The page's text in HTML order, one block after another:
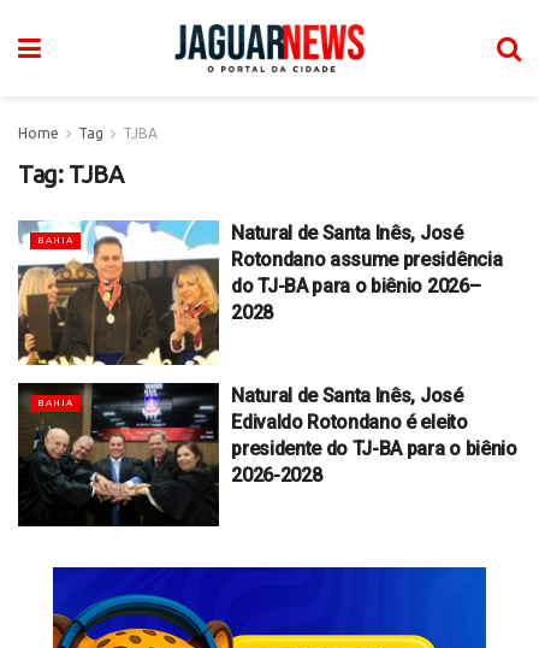
Home Tag TJBA
Tag: TJBA
BAHIA
Natural de Santa Inês, José
Rotondano assume presidência
do TJ-BA para o biênio 2026–
2028
BAHIA
Natural de Santa Inês, José
Edivaldo Rotondano é eleito
presidente do TJ-BA para o biênio
2026-2028